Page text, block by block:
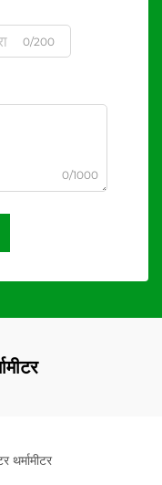
0/200
0/1000
थर्मामीटर